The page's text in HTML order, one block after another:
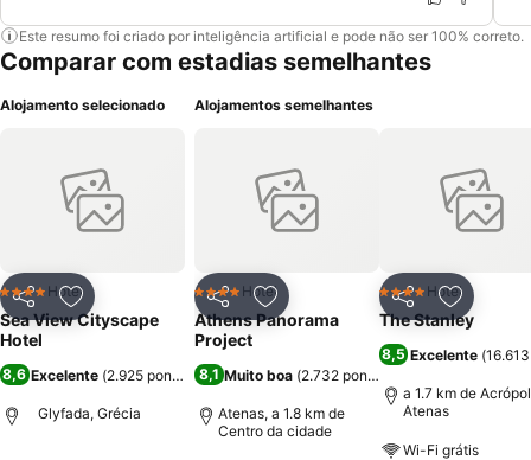
Este resumo foi criado por inteligência artificial e pode não ser 100% correto.
Comparar com estadias semelhantes
Alojamento selecionado
PartilharAdicionar aos favoritos
4 EstrelasHotel
Sea View Cityscape
Hotel
8,6 Excelente (2.925 pontuações)
Glyfada, Grécia
Alojamentos semelhantes
PartilharAdicionar aos favoritos
4 EstrelasHotel
Athens Panorama
Project
8,1 Muito boa (2.732 pontuações
Atenas, a 1.8 km de
Centro da cidade
Partilhar
4 EstrelasHotel
The Stanley
8,5 Excelente (
a 1.7 km de
Atenas
Wi-Fi grátis